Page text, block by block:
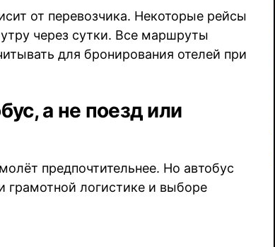
от перевозчика. Некоторые рейсы
через сутки. Все маршруты
для бронирования отелей при
а не поезд или
предпочтительнее. Но автобус
грамотной логистике и выборе